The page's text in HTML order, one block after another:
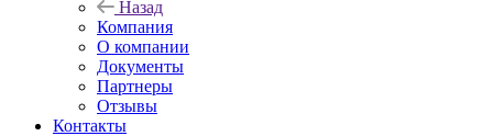
Назад
Компания
О компании
Документы
Партнеры
Отзывы
Контакты